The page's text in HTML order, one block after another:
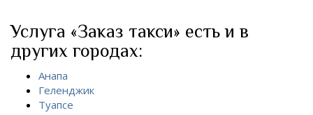
Услуга «Заказ такси» есть и в
других городах:
Анапа
Геленджик
Туапсе